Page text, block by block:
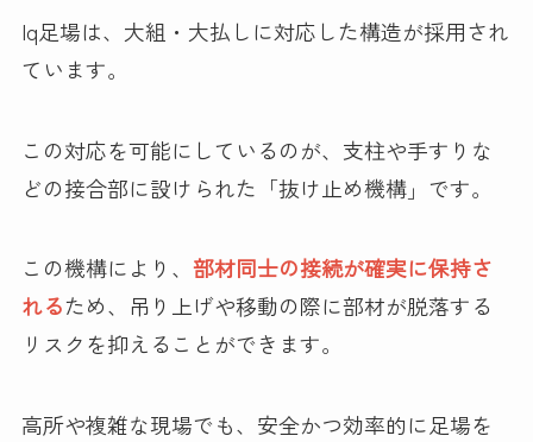
Iq足場は、大組・大払しに対応した構造が採用され
ています。
この対応を可能にしているのが、支柱や手すりな
どの接合部に設けられた「抜け止め機構」です。
この機構により、 部材同士の接続が確実に保持さ
れるため、吊り上げや移動の際に部材が脱落する
リスクを抑えることができます。
高所や複雑な現場でも、安全かつ効率的に足場を